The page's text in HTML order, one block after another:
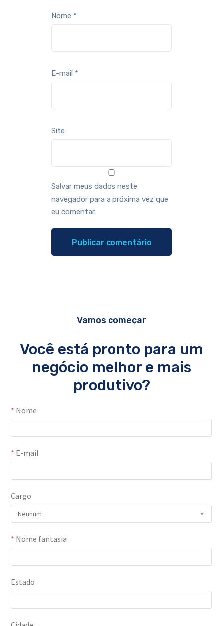
Nome *
E-mail *
Site
Salvar meus dados neste
navegador para a próxima vez que
eu comentar.
Vamos começar
Você está pronto para um
negócio melhor e mais
produtivo?